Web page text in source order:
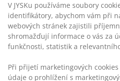
V JYSKu používáme soubory
identifikátory, abychom vám při
webových stránek zajistili
shromažďují informace o vás za
funkčnosti, statistik a
Při přijetí marketingových
údaje o prohlížení s